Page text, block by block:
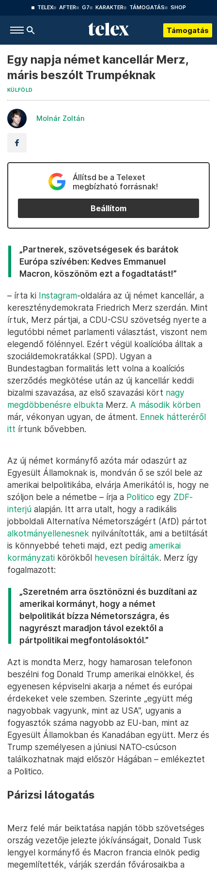
TELEX AFTER G7 KARAKTER TÁMOGATÁS SHOP
Támogatás
Egy napja német kancellár Merz,
máris beszólt Trumpéknak
KÜLFÖLD
Molnár Zoltán
Állítsd be a Telexet
megbízható forrásnak!
Beállítom
„Partnerek, szövetségesek és barátok
Európa szívében: Kedves Emmanuel
Macron, köszönöm ezt a fogadtatást!”
– írta ki Instagram-oldalára az új német kancellár, a
kereszténydemokrata Friedrich Merz szerdán. Mint
írtuk, Merz pártjai, a CDU-CSU szövetség nyerte a
legutóbbi német parlamenti választást, viszont nem
elegendő fölénnyel. Ezért végül koalícióba álltak a
szociáldemokratákkal (SPD). Ugyan a
Bundestagban formalitás lett volna a koalíciós
szerződés megkötése után az új kancellár keddi
bizalmi szavazása, az első szavazási kört nagy
megdöbbenésre elbukta Merz. A második körben
már, vékonyan ugyan, de átment. Ennek hátteréről
itt írtunk bővebben.
Az új német kormányfő azóta már odaszúrt az
Egyesült Államoknak is, mondván ő se szól bele az
amerikai belpolitikába, elvárja Amerikától is, hogy ne
szóljon bele a németbe – írja a Politico egy ZDF-
interjú alapján. Itt arra utalt, hogy a radikális
jobboldali Alternatíva Németországért (AfD) pártot
alkotmányellenesnek nyilvánították, ami a betiltását
is könnyebbé teheti majd, ezt pedig amerikai
kormányzati körökből hevesen bírálták. Merz így
fogalmazott:
„Szeretném arra ösztönözni és buzdítani az
amerikai kormányt, hogy a német
belpolitikát bízza Németországra, és
nagyrészt maradjon távol ezektől a
pártpolitikai megfontolásoktól.”
Azt is mondta Merz, hogy hamarosan telefonon
beszélni fog Donald Trump amerikai elnökkel, és
egyenesen képviselni akarja a német és európai
érdekeket vele szemben. Szerinte „együtt még
nagyobbak vagyunk, mint az USA”, ugyanis a
fogyasztók száma nagyobb az EU-ban, mint az
Egyesült Államokban és Kanadában együtt. Merz és
Trump személyesen a júniusi NATO-csúcson
találkozhatnak majd először Hágában – emlékeztet
a Politico.
Párizsi látogatás
Merz felé már beiktatása napján több szövetséges
ország vezetője jelezte jókívánságait, Donald Tusk
lengyel kormányfő és Macron francia elnök pedig
megemlítették, várják szerdán fővárosaikba a